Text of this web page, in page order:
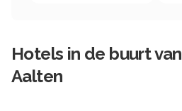
Hotels in de buurt van
Aalten